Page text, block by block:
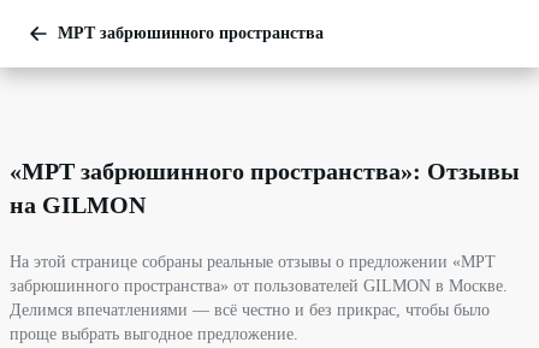
МРТ забрюшинного пространства
«МРТ забрюшинного пространства»: Отзывы
на GILMON
На этой странице собраны реальные отзывы о предложении «МРТ
забрюшинного пространства» от пользователей GILMON в Москве.
Делимся впечатлениями — всё честно и без прикрас, чтобы было
проще выбрать выгодное предложение.